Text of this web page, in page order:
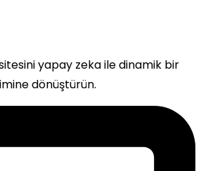
yapay zeka ile dinamik bir
dönüştürün.